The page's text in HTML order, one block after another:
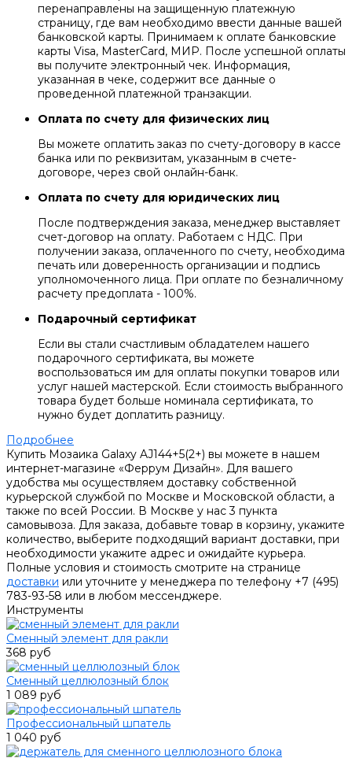
перенаправлены на защищенную платежную
страницу, где вам необходимо ввести данные вашей
банковской карты. Принимаем к оплате банковские
карты Visa, MasterCard, МИР. После успешной оплаты
вы получите электронный чек. Информация,
указанная в чеке, содержит все данные о
проведенной платежной транзакции.
Оплата по счету для физических лиц
Вы можете оплатить заказ по счету-договору в кассе
банка или по реквизитам, указанным в счете-
договоре, через свой онлайн-банк.
Оплата по счету для юридических лиц
После подтверждения заказа, менеджер выставляет
счет-договор на оплату. Работаем с НДС. При
получении заказа, оплаченного по счету, необходима
печать или доверенность организации и подпись
уполномоченного лица. При оплате по безналичному
расчету предоплата - 100%.
Подарочный сертификат
Если вы стали счастливым обладателем нашего
подарочного сертификата, вы можете
воспользоваться им для оплаты покупки товаров или
услуг нашей мастерской. Если стоимость выбранного
товара будет больше номинала сертификата, то
нужно будет доплатить разницу.
Подробнее
Купить Мозаика Galaxy AJ144+5(2+) вы можете в нашем
интернет-магазине «Феррум Дизайн». Для вашего
удобства мы осуществляем доставку собственной
курьерской службой по Москве и Московской области, а
также по всей России. В Москве у нас 3 пункта
самовывоза. Для заказа, добавьте товар в корзину, укажите
количество, выберите подходящий вариант доставки, при
необходимости укажите адрес и ожидайте курьера.
Полные условия и стоимость смотрите на странице
доставки или уточните у менеджера по телефону +7 (495)
783-93-58 или в любом мессенджере.
Инструменты
Сменный элемент для ракли
368 руб
Сменный целлюлозный блок
1 089 руб
Профессиональный шпатель
1 040 руб